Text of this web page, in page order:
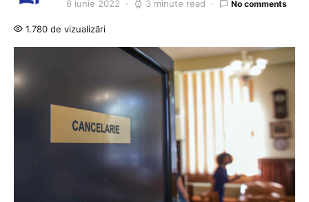
6 iunie 2022 3 minute read No comments
1.780 de vizualizări